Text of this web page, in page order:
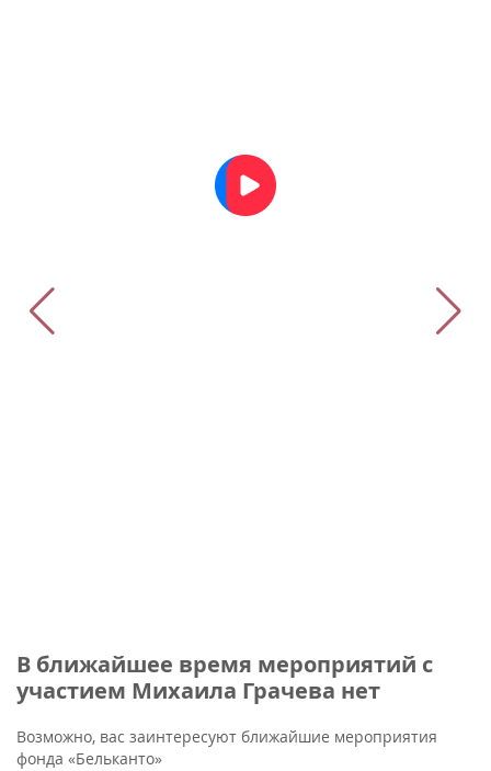
В ближайшее время мероприятий с
участием Михаила Грачева нет
Возможно, вас заинтересуют ближайшие мероприятия
фонда «Бельканто»